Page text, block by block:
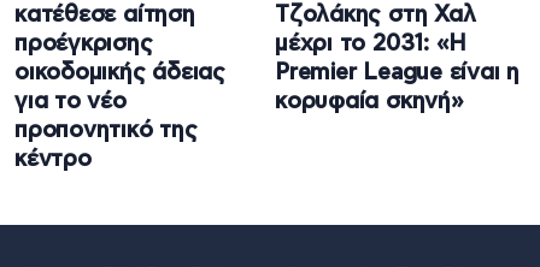
κατέθεσε αίτηση
προέγκρισης
οικοδομικής άδειας
για το νέο
προπονητικό της
κέντρο
Τζολάκης στη Χαλ
μέχρι το 2031: «Η
Premier League είναι η
κορυφαία σκηνή»